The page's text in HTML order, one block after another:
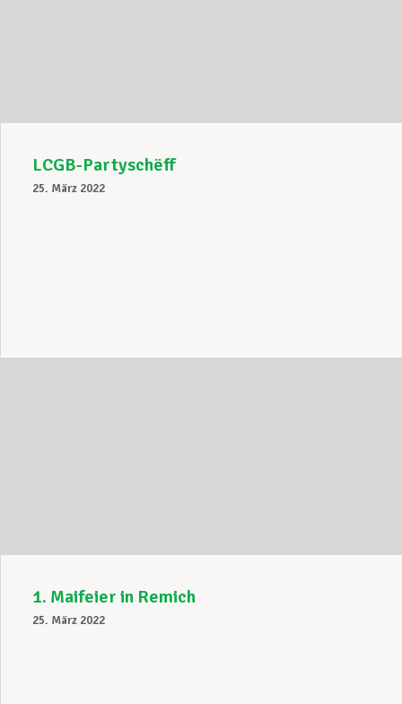
LCGB-Partyschëff
25. März 2022
1. Maifeier in Remich
25. März 2022